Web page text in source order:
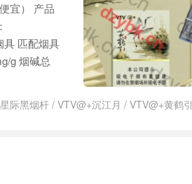
宜） 产品
具 匹配烟具
g 烟碱总
际黑烟杆/ VTV@+沉江月 / VTV@+黄鹤引